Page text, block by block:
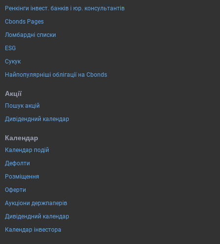
Ренкінги інвест. банків і юр. консультантів
Cbonds Pages
Ломбардні списки
ESG
Сукук
Найпопулярніші облігації на Cbonds
Акції
Пошук акцій
Дивідендний календар
Календар
Календар подій
Дефолти
Розміщення
Оферти
Аукціони держпаперів
Дивідендний календар
Календар інвестора